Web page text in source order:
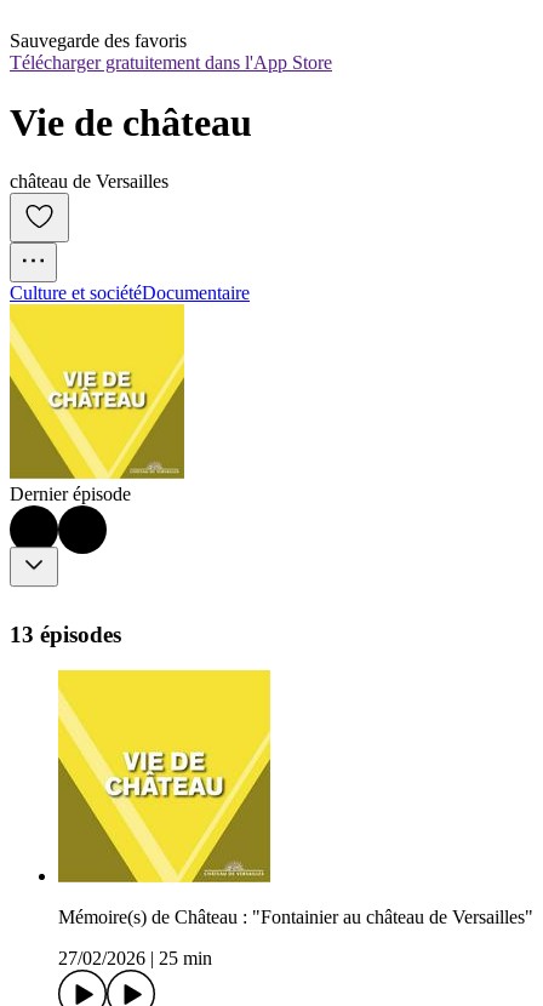
Sauvegarde des favoris
Télécharger gratuitement dans l'App Store
Vie de château
château de Versailles
Culture et sociétéDocumentaire
Dernier épisode
13 épisodes
Mémoire(s) de Château : "Fontainier au château de Versailles"
27/02/2026
25 min